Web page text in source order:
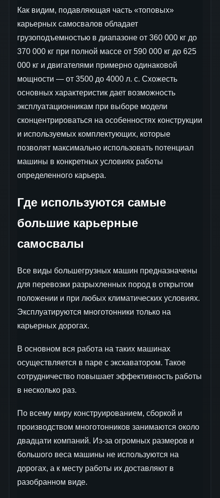
Как видим, подавляющая часть «топовых»
карьерных самосвалов обладает
грузоподъемностью в диапазоне от 360 000 кг до
370 000 кг при полной массе от 590 000 кг до 625
000 кг и двигателями примерно одинаковой
мощности — от 3500 до 4000 л. с. Схожесть
основных характеристик дает возможность
эксплуатационникам при выборе модели
сконцентрироваться на особенностях конструкции
и используемых комплектующих, которые
позволят максимально использовать потенциал
машины в конкретных условиях работы
определенного карьера.
Где используются самые
большие карьерные
самосвалы
Все виды большегрузных машин предназначены
для перевозки разрыхленных пород в открытом
положении и при любых климатических условиях.
Эксплуатируются многотонники только на
карьерных дорогах.
В основном вся работа на таких машинах
осуществляется в паре с экскаватором. Такое
сотрудничество повышает эффективность работы
в несколько раз.
По всему миру конструированием, сборкой и
производством многотонников занимаются около
двадцати компаний. Из-за огромных размеров и
большого веса машины не используются на
дорогах, а к месту работы их доставляют в
разобранном виде.